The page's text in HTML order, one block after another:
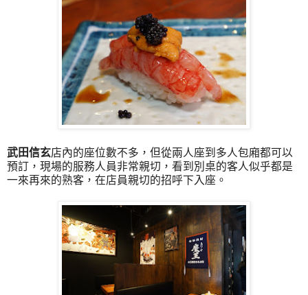
武田信玄店內的座位數不多，但從兩人座到多人包廂都可以
預訂，現場的服務人員非常親切，看到別桌的客人似乎都是
一來再來的熟客，在店員親切的招呼下入座。